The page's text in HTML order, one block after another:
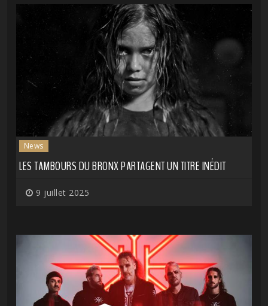
News
LES TAMBOURS DU BRONX PARTAGENT UN TITRE INÉDIT
9 juillet 2025